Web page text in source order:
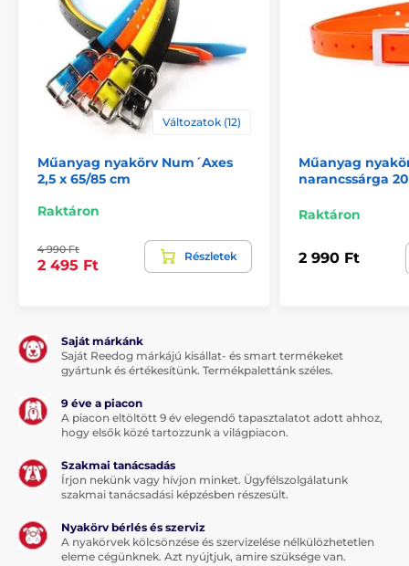
A termék a következő kategóriákba sorolt
Tartozékok ugatásgátló nyakörvek
Nyakörvek Változatok (12)
Műanyag nyakörv Num´Axes
2,5 x 65/85 cm
Raktáron
4 990 Ft
2 495 Ft
Részletek
Műanyag
narancssárga
Raktáron
2 990 Ft
Saját márkánk
Saját Reedog márkájú kisállat- és smart termékeket
gyártunk és értékesítünk. Termékpalettánk széles.
9 éve a piacon
A piacon eltöltött 9 év elegendő tapasztalatot adott ahhoz,
hogy elsők közé tartozzunk a világpiacon.
Szakmai tanácsadás
Írjon nekünk vagy hívjon minket. Ügyfélszolgálatunk
szakmai tanácsadási képzésben részesült.
Nyakörv bérlés és szerviz
A nyakörvek kölcsönzése és szervizelése nélkülözhetetlen
eleme cégünknek. Azt nyújtjuk, amire szüksége van.